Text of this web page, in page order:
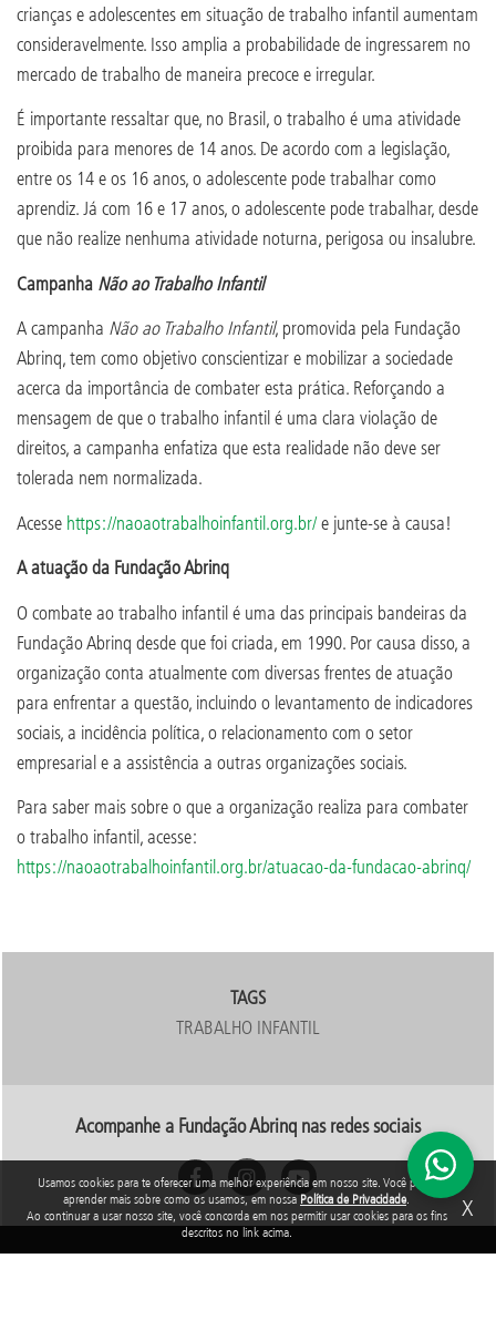
Usamos cookies para te oferecer uma melhor experiência em nosso site. Você pode
aprender mais sobre como os usamos, em nossaPolítica de Privacidade.
Ao continuar a usar nosso site, você concorda em nos permitir usar cookies para os fins
descritos no link acima.
X
crianças e adolescentes em situação de trabalho infantil aumentam
consideravelmente. Isso amplia a probabilidade de ingressarem no
mercado de trabalho de maneira precoce e irregular.
É importante ressaltar que, no Brasil, o trabalho é uma atividade
proibida para menores de 14 anos. De acordo com a legislação,
entre os 14 e os 16 anos, o adolescente pode trabalhar como
aprendiz. Já com 16 e 17 anos, o adolescente pode trabalhar, desde
que não realize nenhuma atividade noturna, perigosa ou insalubre.
Campanha Não ao Trabalho Infantil
A campanha Não ao Trabalho Infantil, promovida pela Fundação
Abrinq, tem como objetivo conscientizar e mobilizar a sociedade
acerca da importância de combater esta prática. Reforçando a
mensagem de que o trabalho infantil é uma clara violação de
direitos, a campanha enfatiza que esta realidade não deve ser
tolerada nem normalizada.
Acesse https://naoaotrabalhoinfantil.org.br/e junte-se à causa!
A atuação da Fundação Abrinq
O combate ao trabalho infantil é uma das principais bandeiras da
Fundação Abrinq desde que foi criada, em 1990. Por causa disso, a
organização conta atualmente com diversas frentes de atuação
para enfrentar a questão, incluindo o levantamento de indicadores
sociais, a incidência política, o relacionamento com o setor
empresarial e a assistência a outras organizações sociais.
Para saber mais sobre o que a organização realiza para combater
o trabalho infantil, acesse:
https://naoaotrabalhoinfantil.org.br/atuacao-da-fundacao-abrinq/
TAGS
TRABALHO INFANTIL
Acompanhe a Fundação Abrinq nas redes sociais